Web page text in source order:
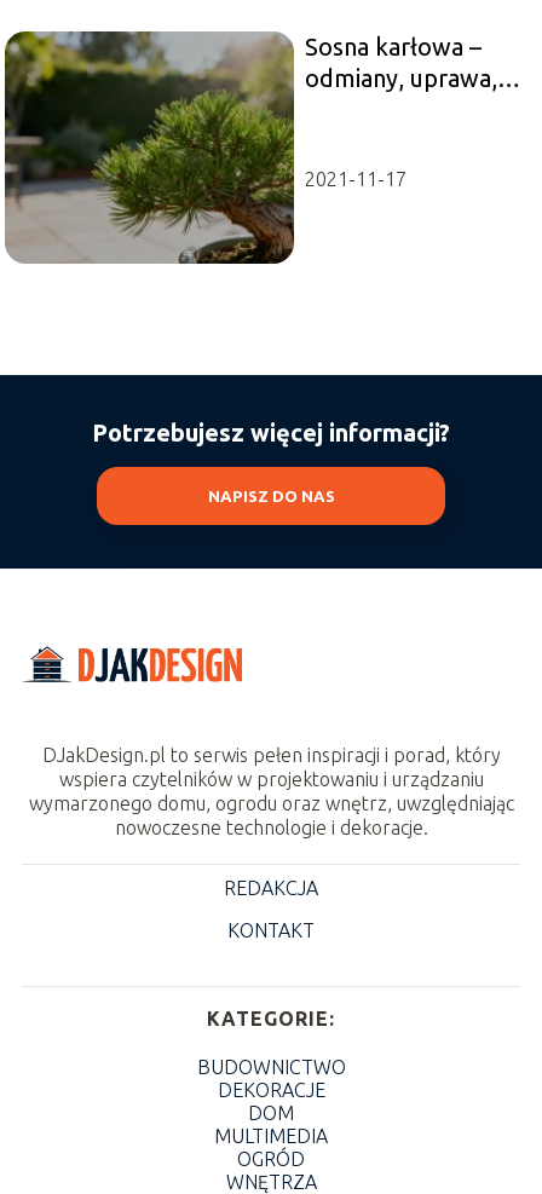
Sosna karłowa –
odmiany, uprawa,
2021-11-17
Potrzebujesz więcej informacji?
NAPISZ DO NAS
DJakDesign.pl to serwis pełen inspiracji i porad, który
wspiera czytelników w projektowaniu i urządzaniu
wymarzonego domu, ogrodu oraz wnętrz, uwzględniając
nowoczesne technologie i dekoracje.
REDAKCJA
KONTAKT
KATEGORIE:
BUDOWNICTWO
DEKORACJE
DOM
MULTIMEDIA
OGRÓD
WNĘTRZA